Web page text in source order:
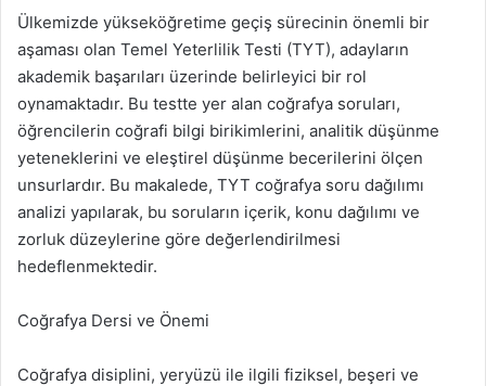
Ülkemizde yükseköğretime geçiş sürecinin önemli bir
aşaması olan Temel Yeterlilik Testi (TYT), adayların
akademik başarıları üzerinde belirleyici bir rol
oynamaktadır. Bu testte yer alan coğrafya soruları,
öğrencilerin coğrafi bilgi birikimlerini, analitik düşünme
yeteneklerini ve eleştirel düşünme becerilerini ölçen
unsurlardır. Bu makalede, TYT coğrafya soru dağılımı
analizi yapılarak, bu soruların içerik, konu dağılımı ve
zorluk düzeylerine göre değerlendirilmesi
hedeflenmektedir.
Coğrafya Dersi ve Önemi
Coğrafya disiplini, yeryüzü ile ilgili fiziksel, beşeri ve